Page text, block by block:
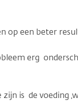
op een beter
erg
is de voeding